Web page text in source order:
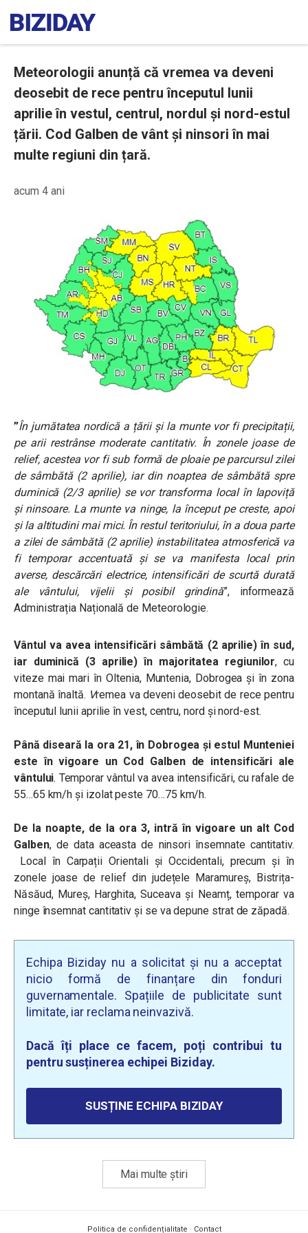
Meteorologii anunță că vremea va deveni
deosebit de rece pentru începutul lunii
aprilie în vestul, centrul, nordul și nord-estul
țării. Cod Galben de vânt și ninsori în mai
multe regiuni din țară.
acum 4 ani
”În jumătatea nordică a țării și la munte vor fi precipitații,
pe arii restrânse moderate cantitativ. În zonele joase de
relief, acestea vor fi sub formă de ploaie pe parcursul zilei
de sâmbătă (2 aprilie), iar din noaptea de sâmbătă spre
duminică (2/3 aprilie) se vor transforma local în lapoviță
și ninsoare. La munte va ninge, la început pe creste, apoi
și la altitudini mai mici. În restul teritoriului, în a doua parte
a zilei de sâmbătă (2 aprilie) instabilitatea atmosferică va
fi temporar accentuată și se va manifesta local prin
averse, descărcări electrice, intensificări de scurtă durată
ale vântului, vijelii și posibil grindină”, informează
Administrația Națională de Meteorologie.
Vântul va avea intensificări sâmbătă (2 aprilie) în sud,
iar duminică (3 aprilie) în majoritatea regiunilor, cu
viteze mai mari în Oltenia, Muntenia, Dobrogea și în zona
montană înaltă. Vremea va deveni deosebit de rece pentru
începutul lunii aprilie în vest, centru, nord și nord-est.
Până diseară la ora 21, în Dobrogea și estul Munteniei
este în vigoare un Cod Galben de intensificări ale
vântului. Temporar vântul va avea intensificări, cu rafale de
55…65 km/h și izolat peste 70…75 km/h.
De la noapte, de la ora 3, intră în vigoare un alt Cod
Galben, de data aceasta de ninsori însemnate cantitativ.
Local în Carpații Orientali și Occidentali, precum și în
zonele joase de relief din județele Maramureș, Bistrița-
Năsăud, Mureș, Harghita, Suceava și Neamț, temporar va
ninge însemnat cantitativ și se va depune strat de zăpadă.
Echipa Biziday nu a solicitat și nu a acceptat
nicio formă de finanțare din fonduri
guvernamentale. Spațiile de publicitate sunt
limitate, iar reclama neinvazivă.
Dacă îți place ce facem, poți contribui tu
pentru susținerea echipei Biziday.
SUSȚINE ECHIPA BIZIDAY
Mai multe știri
Politica de confidențialitate · Contact